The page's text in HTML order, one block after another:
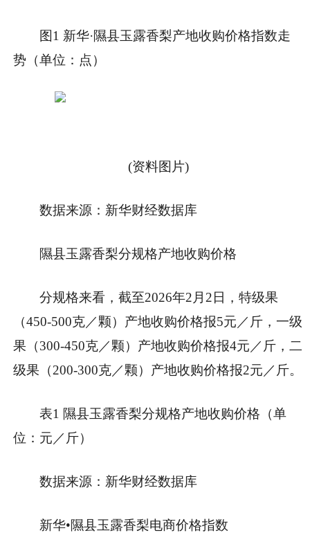
图1 新华·隰县玉露香梨产地收购价格指数走
势（单位：点）
(资料图片)
数据来源：新华财经数据库
隰县玉露香梨分规格产地收购价格
分规格来看，截至2026年2月2日，特级果
（450-500克／颗）产地收购价格报5元／斤，一级
果（300-450克／颗）产地收购价格报4元／斤，二
级果（200-300克／颗）产地收购价格报2元／斤。
表1 隰县玉露香梨分规格产地收购价格（单
位：元／斤）
数据来源：新华财经数据库
新华•隰县玉露香梨电商价格指数